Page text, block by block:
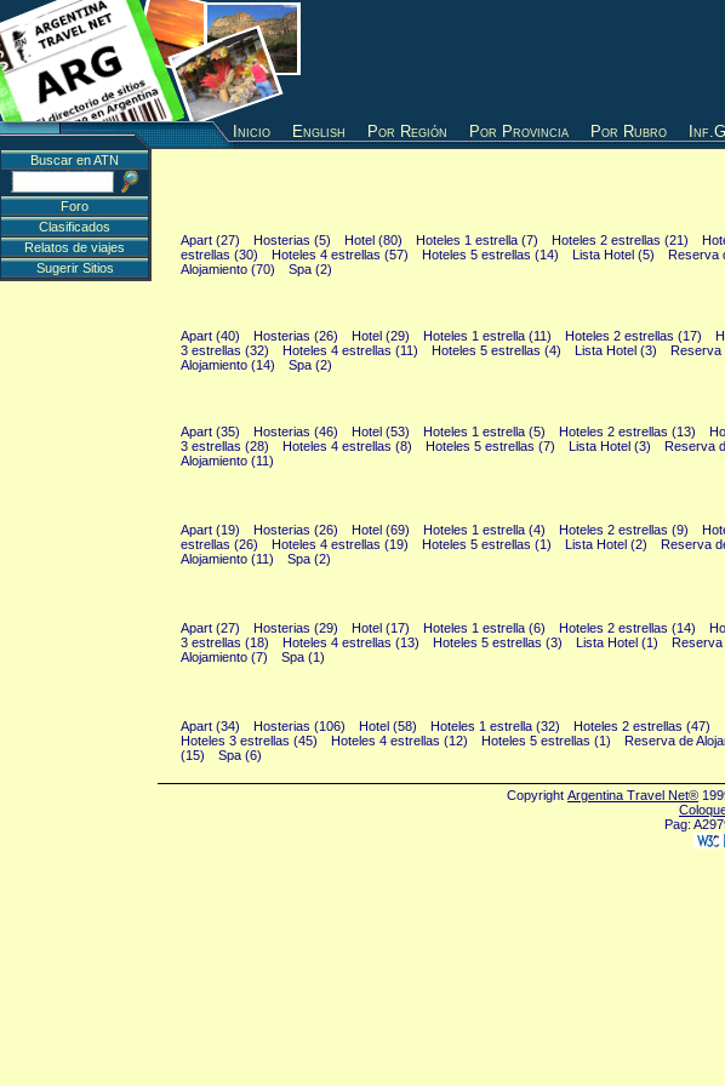
Inicio English Por Región Por Provincia Por Rubro
Apart (27) Hosterias (5) Hotel (80) Hoteles 1 estrella (7) Hoteles 2 estrellas (21)
estrellas (30)
Hoteles 4 estrellas (57) Hoteles 5 estrellas (14) Lista Hotel (5)
Reserva
Alojamiento (70)
Spa (2)
Apart (40) Hosterias (26) Hotel (29) Hoteles 1 estrella (11) Hoteles 2 estrellas (17)
3 estrellas (32)
Hoteles 4 estrellas (11) Hoteles 5 estrellas (4) Lista Hotel (3)
Reserva
Alojamiento (14)
Spa (2)
Apart (35) Hosterias (46) Hotel (53) Hoteles 1 estrella (5) Hoteles 2 estrellas (13)
3 estrellas (28)
Hoteles 4 estrellas (8) Hoteles 5 estrellas (7) Lista Hotel (3)
Reserva
Alojamiento (11)
Apart (19) Hosterias (26) Hotel (69) Hoteles 1 estrella (4) Hoteles 2 estrellas (9)
estrellas (26)
Hoteles 4 estrellas (19) Hoteles 5 estrellas (1) Lista Hotel (2)
Reserva
Alojamiento (11)
Spa (2)
Apart (27) Hosterias (29) Hotel (17) Hoteles 1 estrella (6) Hoteles 2 estrellas (14)
3 estrellas (18)
Hoteles 4 estrellas (13) Hoteles 5 estrellas (3) Lista Hotel (1)
Reserva
Alojamiento (7)
Spa (1)
Apart (34) Hosterias (106) Hotel (58) Hoteles 1 estrella (32)
Hoteles 2 estrellas (47)
Hoteles 3 estrellas (45)
Hoteles 4 estrellas (12) Hoteles 5 estrellas (1)
Reserva de
(15)
Spa (6)
Buscar en ATN
Foro
Clasificados
Relatos de viajes
Sugerir Sitios
Copyright Argentina Travel Net®
Pag: